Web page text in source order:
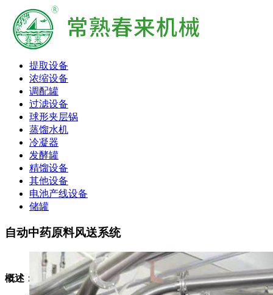
提取设备
浓缩设备
调配罐
过滤设备
球形夹层锅
蒸馏水机
冷凝器
发酵罐
精馏设备
其他设备
电池产线设备
储罐
自动中药原料风送系统
概述：